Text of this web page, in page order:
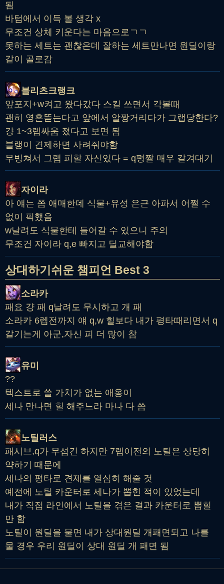
됨
바텀에서 이득 볼 생각 x
무조건 상체 키운다는 마음으로ㄱㄱ
못하는 세트는 괜찮은데 잘하는 세트만나면 원딜이랑
같이 골로감
블리츠크랭크
앞포지+w켜고 왔다갔다 스킬 쓰면서 각볼때
괜히 영혼뜯는다고 앞에서 알짱거리다가 그랩당한다?
걍 1~3렙싸움 졌다고 보면 됨
블랭이 견제하면 사려줘야함
무빙쳐서 그랩 피할 자신있다 = q평짤 매우 갈겨대기
자이라
아 얘는 쫌 애매한데 식물+유성 은근 아파서 어쩔 수
없이 픽했음
w날려도 식물한테 들어갈 수 있으니 주의
무조건 자이라 q,e 빠지고 딜교해야함
상대하기쉬운 챔피언 Best 3
소라카
패요 걍 패 q날려도 무시하고 개 패
소라카 6렙전까지 얘 q,w 힐보다 내가 평타때리면서 q
갈기는게 아군,자신 피 더 많이 참
유미
??
텍스트로 쓸 가치가 없는 애옹이
세나 만나면 힐 해주느라 마나 다 씀
노틸러스
패시브,q가 무섭긴 하지만 7렙이전의 노틸은 상당히
약하기 때문에
세나의 평타로 견제를 열심히 해줄 것
예전에 노틸 카운터로 세나가 뽑힌 적이 있었는데
내가 직접 라인에서 노틸을 겪은 결과 카운터로 뽑힐
만 함
노틸이 원딜을 물면 내가 상대원딜 개패면되고 나를
물 경우 우리 원딜이 상대 원딜 개 패면 됨